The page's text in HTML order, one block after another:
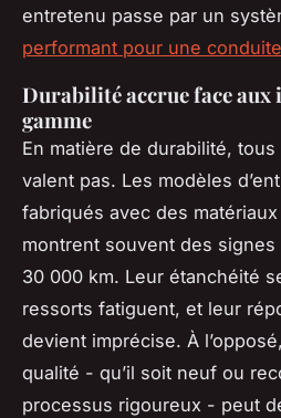
entretenu passe par un
performant pour une
Durabilité accrue face aux
gamme
En matière de durabilité,
valent pas. Les modèles
fabriqués avec des
montrent souvent des
30 000 km. Leur étanchéité
ressorts fatiguent, et leur
devient imprécise. À
qualité - qu’il soit neuf ou
processus rigoureux - peut